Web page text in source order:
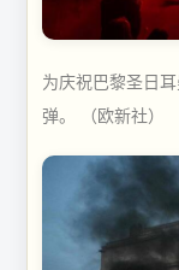
为庆祝巴黎圣日
弹。 （欧新社）